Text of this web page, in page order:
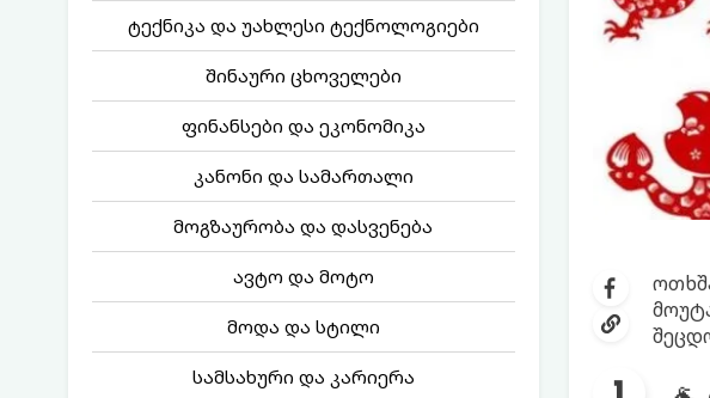
ტექნიკა და უახლესი ტექნოლოგიები
შინაური ცხოველები
ფინანსები და ეკონომიკა
კანონი და სამართალი
მოგზაურობა და დასვენება
ავტო და მოტო
მოდა და სტილი
სამსახური და კარიერა